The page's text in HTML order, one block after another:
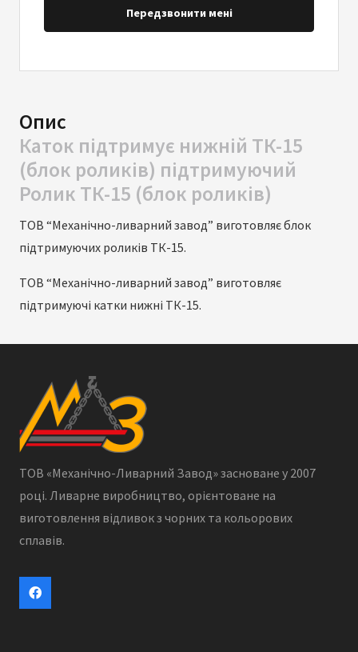
Передзвонити мені
Опис
Каток підтримує нижній ТК-15
(блок роликів) підтримуючий
Ролик ТК-15 (блок роликів)
ТОВ “Механічно-ливарний завод” виготовляє блок
підтримуючих роликів ТК-15.
ТОВ “Механічно-ливарний завод” виготовляє
підтримуючі катки нижні ТК-15.
ТОВ «Механічно-Ливарний Завод» засноване у 2007
році. Ливарне виробництво, орієнтоване на
виготовлення відливок з чорних та кольорових
сплавів.